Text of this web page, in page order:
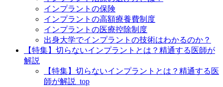
インプラントの保険
インプラントの高額療養費制度
インプラントの医療控除制度
出身大学でインプラントの技術はわかるのか？
【特集】切らないインプラントとは？精通する医師が
解説
【特集】切らないインプラントとは？精通する医
師が解説_top